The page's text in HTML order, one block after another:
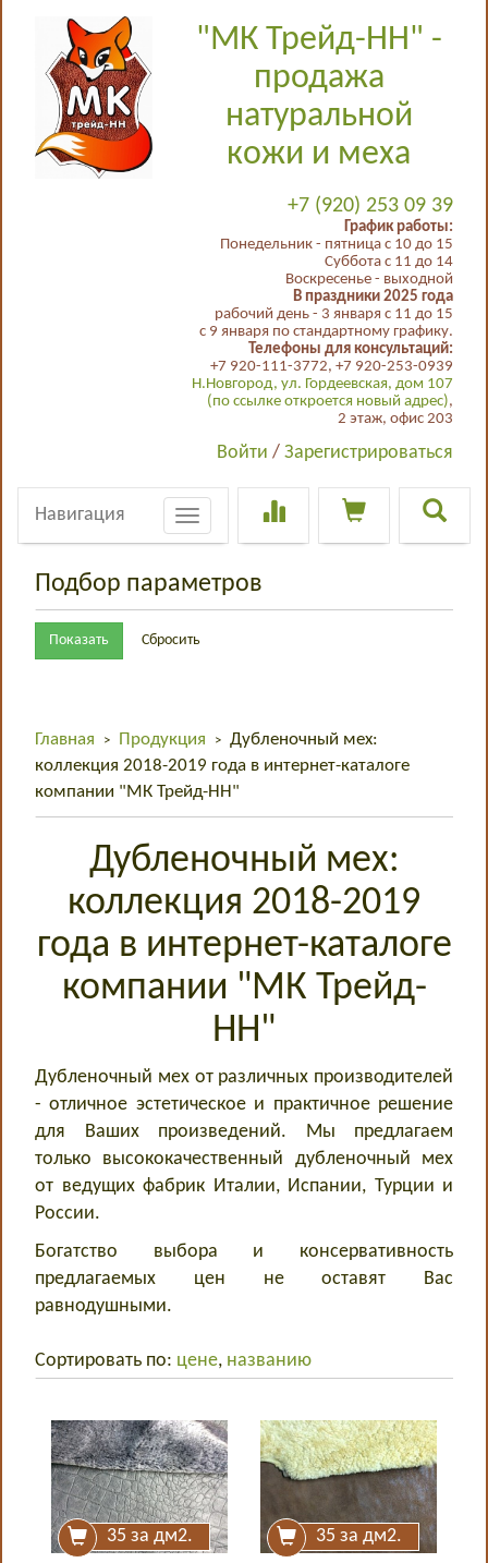
"МК Трейд-НН" -
продажа
натуральной
кожи и меха
+7 (920) 253 09 39
График работы:
Понедельник - пятница с 10 до 15
Суббота с 11 до 14
Воскресенье - выходной
В праздники 2025 года
рабочий день - 3 января с 11 до 15
с 9 января по стандартному графику.
Телефоны для консультаций:
+7 920-111-3772, +7 920-253-0939
Н.Новгород, ул. Гордеевская, дом 107
(по ссылке откроется новый адрес),
2 этаж, офис 203
Войти / Зарегистрироваться
Toggle
navigation
Навигация
Подбор параметров
Главная > Продукция >
Дубленочный мех:
коллекция 2018-2019 года в интернет-каталоге
компании "МК Трейд-НН"
Дубленочный мех:
коллекция 2018-2019
года в интернет-каталоге
компании "МК Трейд-
НН"
Дубленочный мех от различных производителей
- отличное эстетическое и практичное решение
для Ваших произведений. Мы предлагаем
только высококачественный дубленочный мех
от ведущих фабрик Италии, Испании, Турции и
России.
Богатство выбора и консервативность
предлагаемых цен не оставят Вас
равнодушными.
Сортировать по: цене, названию
35 за дм2. 35 за дм2.